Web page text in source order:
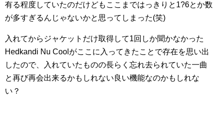
有る程度していたのだけどもここまではっきりと1?6とか数
が多すぎるんじゃないかと思ってしまった(笑)
入れてからジャケットだけ取得して1回しか聞かなかった
Hedkandi Nu Coolがここに入ってきたことで存在を思い出
したので、入れていたものの長らく忘れ去られていた一曲
と再び再会出来るかもしれない良い機能なのかもしれな
い？